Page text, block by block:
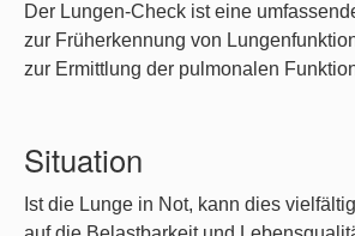
Der Lungen-Check ist eine
zur Früherkennung von
zur Ermittlung der pulmonalen
Situation
Ist die Lunge in Not, kann dies